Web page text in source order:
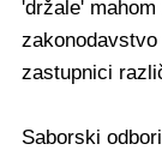
'držale'
zastupnici
Saborski